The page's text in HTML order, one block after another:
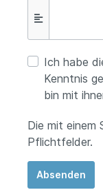
Ich habe
Kenntnis
bin mit
Die mit einem
Pflichtfelder.
Absenden